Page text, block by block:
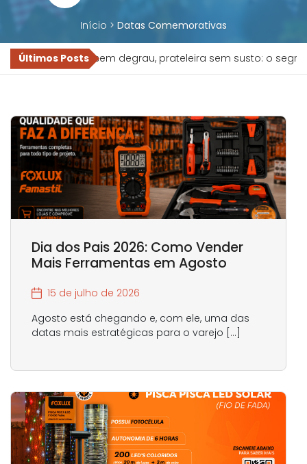
Início > Datas Comemorativas
Piso sem degrau, prateleira sem susto: o segredo de
Dia dos Pais 2026: Como Vender
Mais Ferramentas em Agosto
15 de julho de 2026
Agosto está chegando e, com ele, uma das
datas mais estratégicas para o varejo […]